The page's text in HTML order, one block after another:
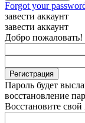
Forgot your
завести аккаунт
завести аккаунт
Добро пожаловать!
Пароль будет
восстановление
Восстановите свой